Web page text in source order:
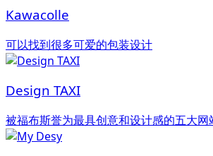
Kawacolle
可以找到很多可爱的包装设计
Design TAXI
被福布斯誉为最具创意和设计感的五大网